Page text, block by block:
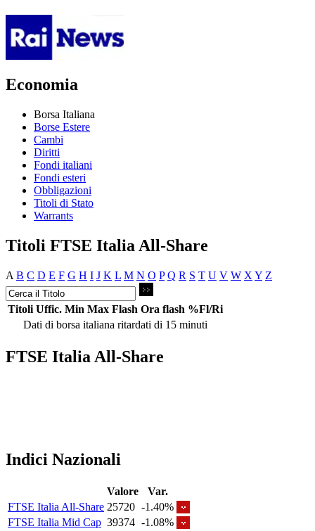
Economia
Borsa Italiana
Borse Estere
Cambi
Diritti
Fondi italiani
Fondi esteri
Obbligazioni
Titoli di Stato
Warrants
Titoli FTSE Italia All-Share
A B C D E F G H I J K L M N O P Q R S T U V W X Y Z
Titoli Uffic. Min Max Flash Ora flash %Fl/Ri
Dati di borsa italiana ritardati di 15 minuti
FTSE Italia All-Share
Indici Nazionali
Valore
Var.
FTSE Italia All-Share 25720 -1.40%
FTSE Italia Mid Cap 39374 -1.08%